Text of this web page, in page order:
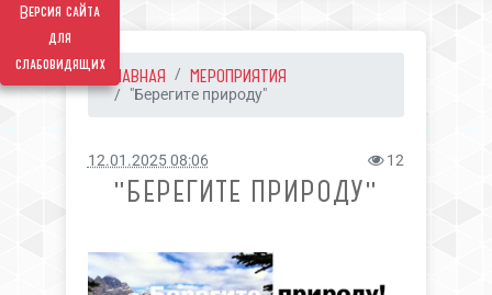
Версия сайта
для
слабовидящихГЛАВНАЯ МЕРОПРИЯТИЯ
"Берегите природу"
12.01.2025 08:06 12
"БЕРЕГИТЕ ПРИРОДУ"